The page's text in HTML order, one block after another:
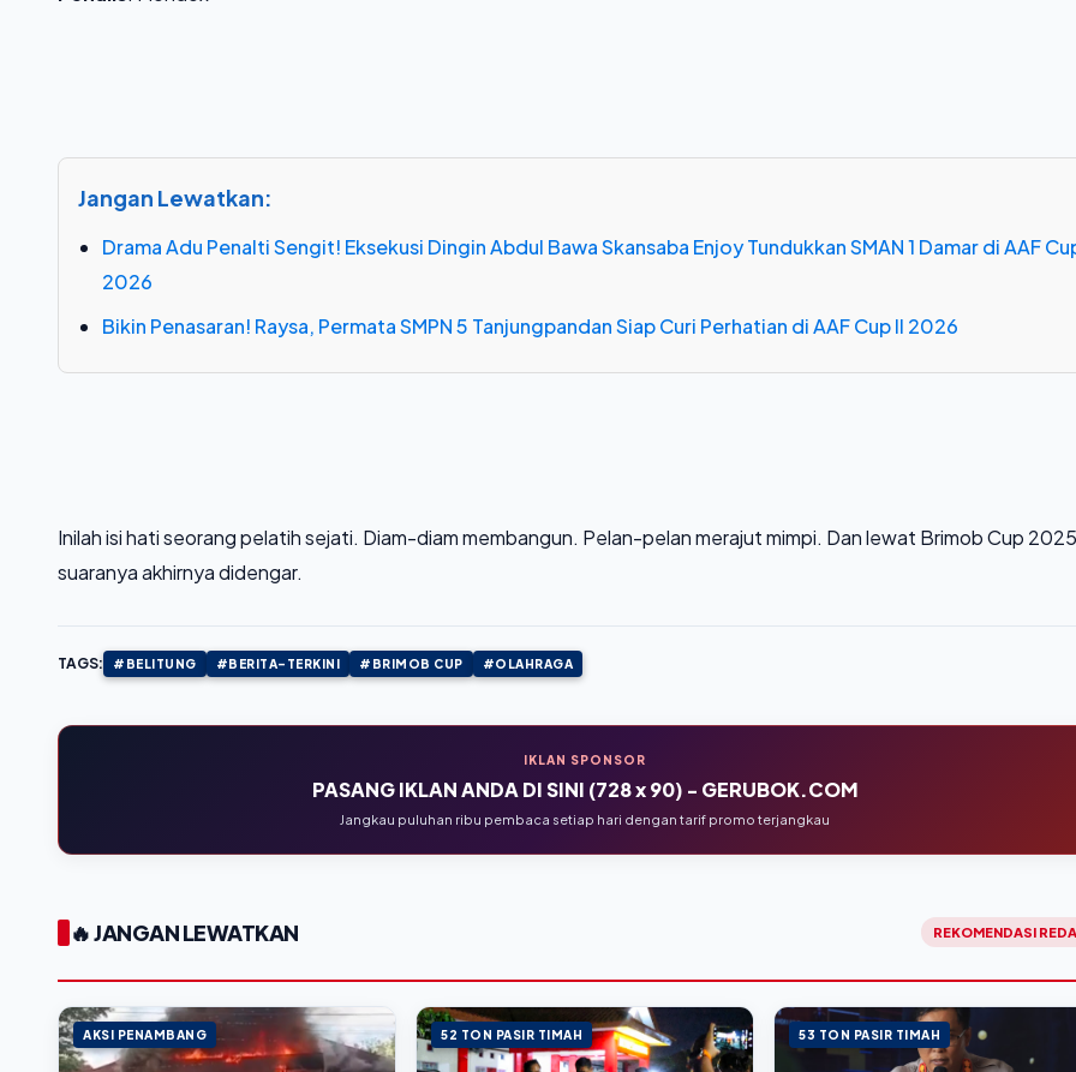
Jangan Lewatkan:
Drama Adu Penalti Sengit! Eksekusi Dingin Abdul Bawa Skansaba Enjoy Tundukkan SMAN 1 Damar di AAF
2026
Bikin Penasaran! Raysa, Permata SMPN 5 Tanjungpandan Siap Curi Perhatian di AAF Cup II 2026
Inilah isi hati seorang pelatih sejati. Diam-diam membangun. Pelan-pelan merajut mimpi. Dan lewat Brimob Cup
suaranya akhirnya didengar.
TAGS: #BELITUNG #BERITA-TERKINI #BRIMOB CUP #OLAHRAGA
IKLAN SPONSOR
PASANG IKLAN ANDA DI SINI (728 x 90) - GERUBOK.COM
Jangkau puluhan ribu pembaca setiap hari dengan tarif promo terjangkau
🔥 JANGAN LEWATKAN REKOMENDASI
AKSI PENAMBANG 52 TON PASIR TIMAH 53 TON PASIR TIMAH